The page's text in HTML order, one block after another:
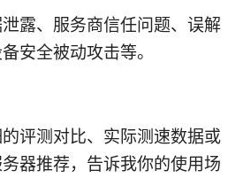
露、服务商信任问题、误解
安全被动攻击等。
评测对比、实际测速数据或
器推荐，告诉我你的使用场